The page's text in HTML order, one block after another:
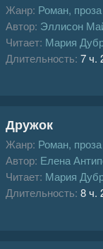
Жанр: Роман, проза
Автор: Эллисон
Читает: Мария
Длительность: 7 ч.
Дружок
Жанр: Роман, проза
Автор: Елена
Читает: Мария
Длительность: 8 ч.